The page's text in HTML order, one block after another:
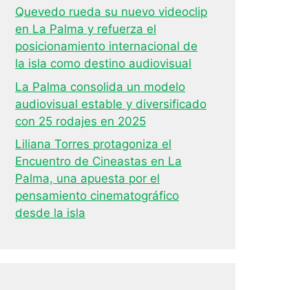
Quevedo rueda su nuevo videoclip
en La Palma y refuerza el
posicionamiento internacional de
la isla como destino audiovisual
La Palma consolida un modelo
audiovisual estable y diversificado
con 25 rodajes en 2025
Liliana Torres protagoniza el
Encuentro de Cineastas en La
Palma, una apuesta por el
pensamiento cinematográfico
desde la isla